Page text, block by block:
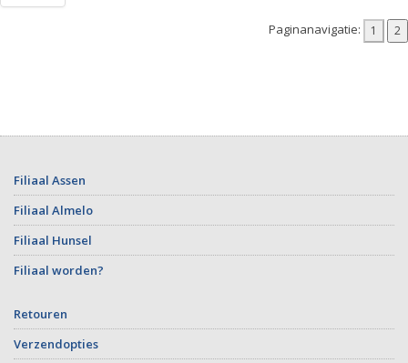
Paginanavigatie:
Filiaal Assen
Filiaal Almelo
Filiaal Hunsel
Filiaal worden?
Retouren
Verzendopties